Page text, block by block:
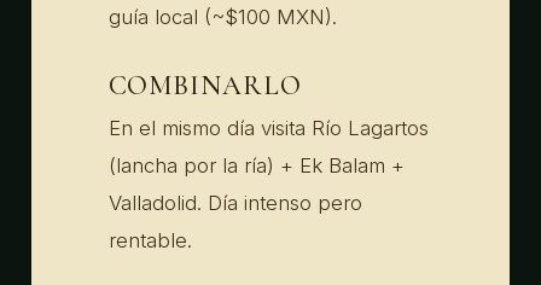
guía local (~$100 MXN).
COMBINARLO
En el mismo día visita Río Lagartos
(lancha por la ría) + Ek Balam +
Valladolid. Día intenso pero
rentable.